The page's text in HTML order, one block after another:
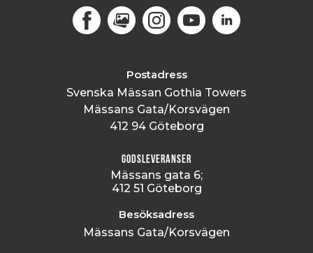
FacebookMediaPortalInstagramYoutubeLinkedIn
Postadress
Svenska Mässan Gothia Towers
Mässans Gata/Korsvägen
412 94 Göteborg
Godsleveranser
Mässans gata 6;
412 51 Göteborg
Besöksadress
Mässans Gata/Korsvägen